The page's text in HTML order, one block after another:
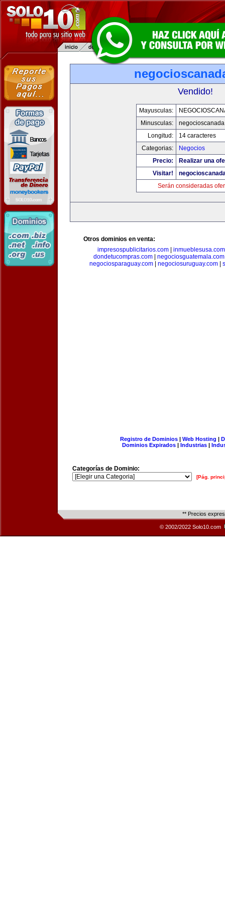
Vendido!
Mayusculas:
Minusculas:
Longitud:
14 caracteres
Categorias:
Negocios
Precio:
Realizar una
Visitar!
Serán consideradas
Otros dominios en venta:
impresospublicitarios.com
inmueblesusa.com
dondetucompras.com| negociosguatemala.com
negociosparaguay.com
negociosuruguay.com
Registro de Dominios| Web Hosting |
Dominios Expirados | Industrias |
Categorías de Dominio:
[Pág.
** Precios
© 2002/2022 Solo10.com